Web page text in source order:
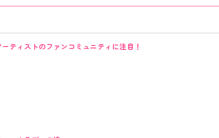
ティストのファンコミュニティに注目！